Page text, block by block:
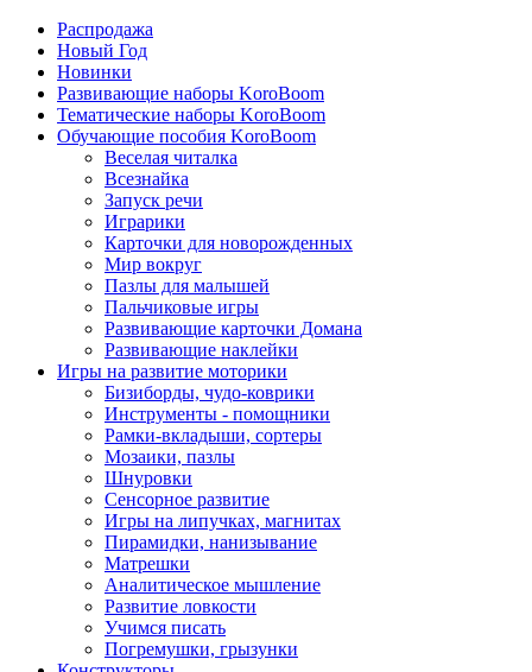
Распродажа
Новый Год
Новинки
Развивающие наборы KoroBoom
Тематические наборы KoroBoom
Обучающие пособия KoroBoom
Веселая читалка
Всезнайка
Запуск речи
Играрики
Карточки для новорожденных
Мир вокруг
Пазлы для малышей
Пальчиковые игры
Развивающие карточки Домана
Развивающие наклейки
Игры на развитие моторики
Бизиборды, чудо-коврики
Инструменты - помощники
Рамки-вкладыши, сортеры
Мозаики, пазлы
Шнуровки
Сенсорное развитие
Игры на липучках, магнитах
Пирамидки, нанизывание
Матрешки
Аналитическое мышление
Развитие ловкости
Учимся писать
Погремушки, грызунки